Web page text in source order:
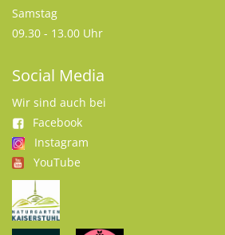
Samstag
09.30 - 13.00 Uhr
Social Media
Wir sind auch bei
Facebook
Instagram
YouTube